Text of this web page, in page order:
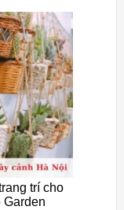
trí cho
Garden